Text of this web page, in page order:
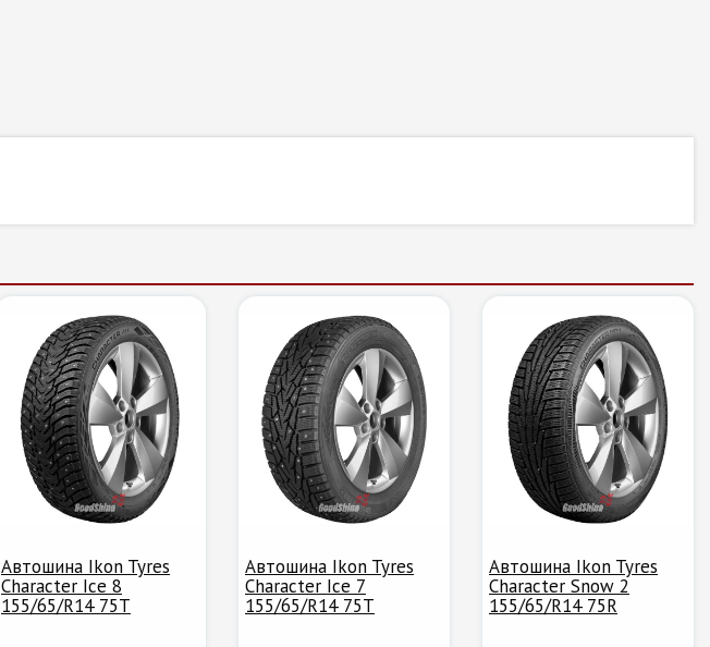
Автошина Ikon Tyres
Character Ice 8
155/65/R14 75T
Автошина Ikon Tyres
Character Ice 7
155/65/R14 75T
Автошина Ikon Tyres
Character Snow 2
155/65/R14 75R